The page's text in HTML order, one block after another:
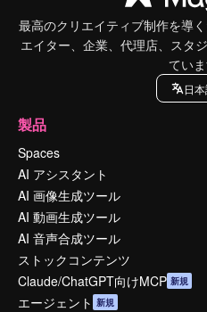
最高のクリエイティブ制作を導
エイター、企業、代理店、スタ
ていま
日
製品
Spaces
AI アシスタント
AI 画像生成ツール
AI 動画生成ツール
AI 音声合成ツール
ストックコンテンツ
Claude/ChatGPT向けMCP 新規
エージェント 新規